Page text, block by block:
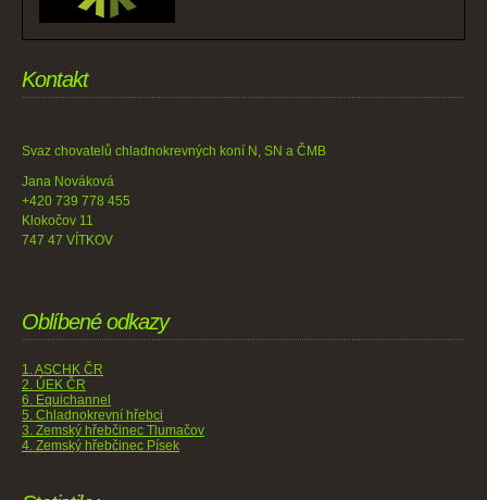
Kontakt
Svaz chovatelů chladnokrevných koní N, SN a ČMB
Jana Nováková
+420 739 778 455
Klokočov 11
747 47 VÍTKOV
Oblíbené odkazy
1. ASCHK ČR
2. ÚEK ČR
6. Equichannel
5. Chladnokrevní hřebci
3. Zemský hřebčinec Tlumačov
4. Zemský hřebčinec Písek